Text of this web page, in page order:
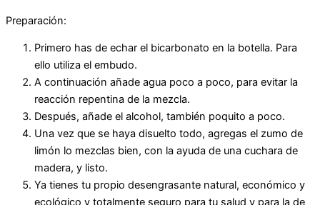
Preparación:
Primero has de echar el bicarbonato en la botella. Para
ello utiliza el embudo.
A continuación añade agua poco a poco, para evitar la
reacción repentina de la mezcla.
Después, añade el alcohol, también poquito a poco.
Una vez que se haya disuelto todo, agregas el zumo de
limón lo mezclas bien, con la ayuda de una cuchara de
madera, y listo.
Ya tienes tu propio desengrasante natural, económico y
ecológico y totalmente seguro para tu salud y para la de